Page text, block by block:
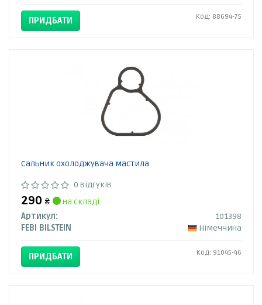
ПРИДБАТИ Код: 88694-75
Сальник охолоджувача мастила
0 відгуків
290 ₴
на складі
Артикул:
101398
FEBI BILSTEIN
Німеччина
ПРИДБАТИ Код: 91045-46